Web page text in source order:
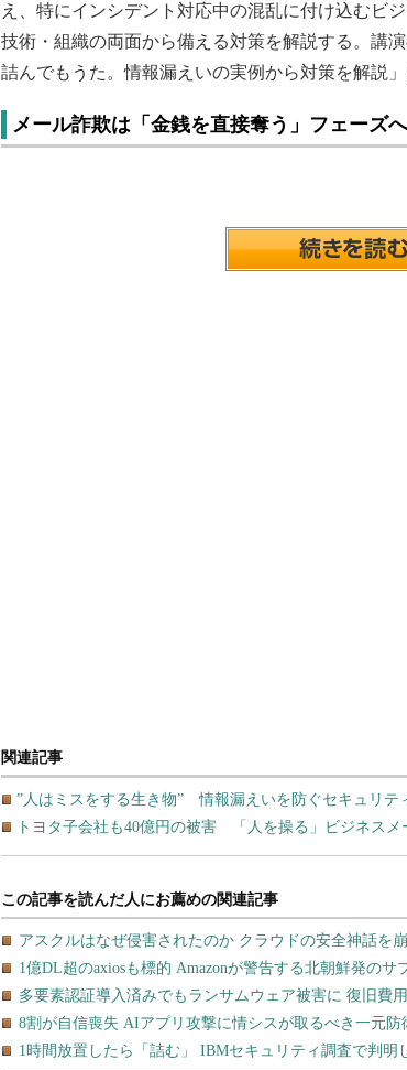
え、特にインシデント対応中の混乱に付け込むビ
技術・組織の両面から備える対策を解説する。講
詰んでもうた。情報漏えいの実例から対策を解説」
メール詐欺は「金銭を直接奪う」フェーズへ
関連記事
”人はミスをする生き物” 情報漏えいを防ぐセキュリテ
トヨタ子会社も40億円の被害 「人を操る」ビジネスメ